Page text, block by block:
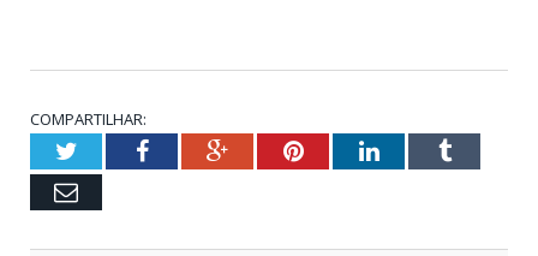
COMPARTILHAR:
TwitterFacebookGoogle+PinterestLinkedInTumblr
Email